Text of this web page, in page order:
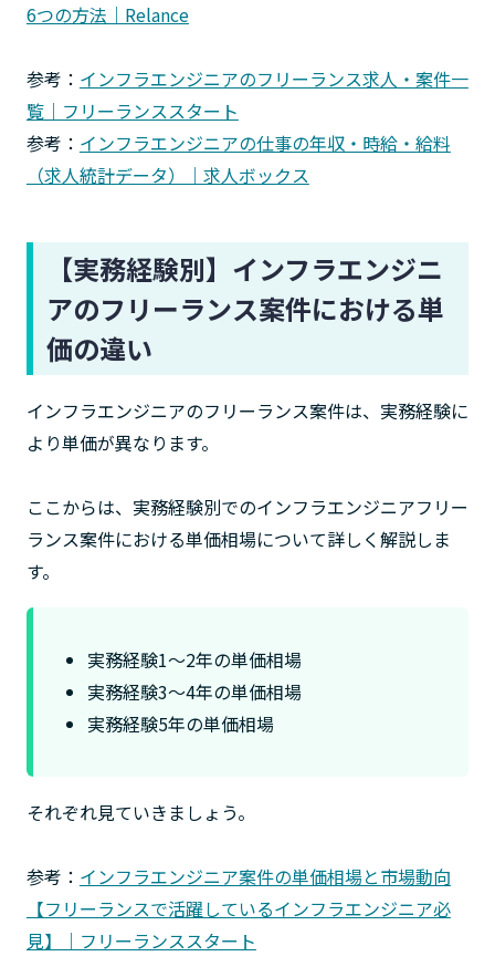
6つの方法｜Relance
参考： インフラエンジニアのフリーランス求人・案件一
覧｜フリーランススタート
参考： インフラエンジニアの仕事の年収・時給・給料
（求人統計データ）｜求人ボックス
【実務経験別】インフラエンジニ
アのフリーランス案件における単
価の違い
インフラエンジニアのフリーランス案件は、実務経験に
より単価が異なります。
ここからは、実務経験別でのインフラエンジニアフリー
ランス案件における単価相場について詳しく解説しま
す。
実務経験1〜2年の単価相場
実務経験3〜4年の単価相場
実務経験5年の単価相場
それぞれ見ていきましょう。
参考： インフラエンジニア案件の単価相場と市場動向
【フリーランスで活躍しているインフラエンジニア必
見】｜フリーランススタート